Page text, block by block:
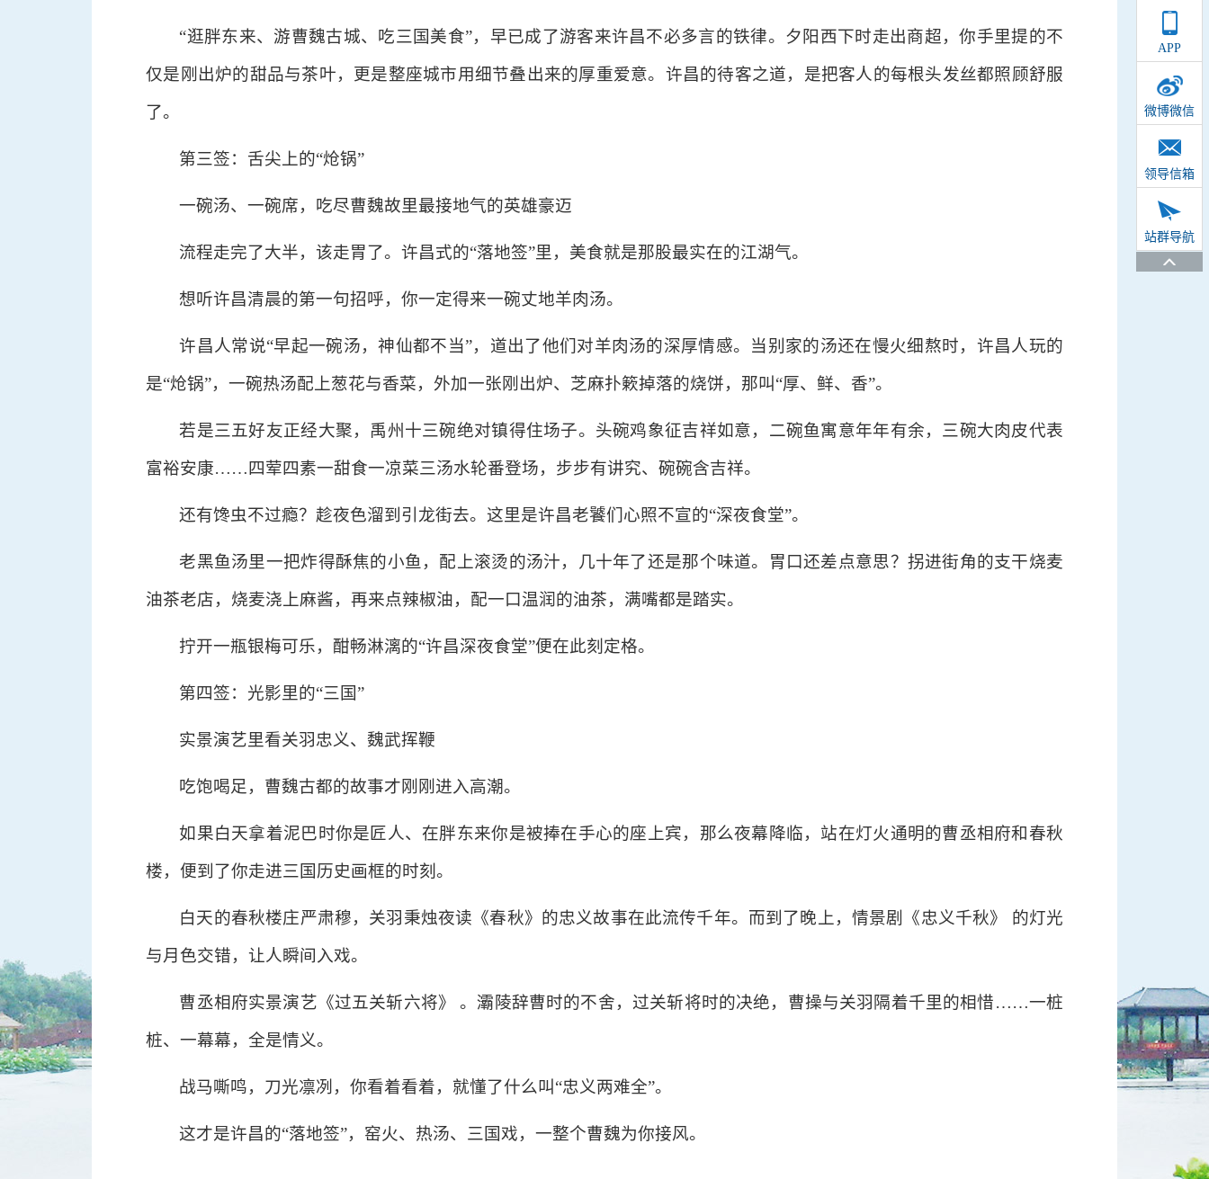
APP
微博微信
领导信箱
站群导航
“逛胖东来、游曹魏古城、吃三国美食”，早已成了游客来许昌不必多言的铁律。夕阳西下时走出商超，你手里提的不
仅是刚出炉的甜品与茶叶，更是整座城市用细节叠出来的厚重爱意。许昌的待客之道，是把客人的每根头发丝都照顾舒服
了。
第三签：舌尖上的“炝锅”
一碗汤、一碗席，吃尽曹魏故里最接地气的英雄豪迈
流程走完了大半，该走胃了。许昌式的“落地签”里，美食就是那股最实在的江湖气。
想听许昌清晨的第一句招呼，你一定得来一碗丈地羊肉汤。
许昌人常说“早起一碗汤，神仙都不当”，道出了他们对羊肉汤的深厚情感。当别家的汤还在慢火细熬时，许昌人玩的
是“炝锅”，一碗热汤配上葱花与香菜，外加一张刚出炉、芝麻扑簌掉落的烧饼，那叫“厚、鲜、香”。
若是三五好友正经大聚，禹州十三碗绝对镇得住场子。头碗鸡象征吉祥如意，二碗鱼寓意年年有余，三碗大肉皮代表
富裕安康……四荤四素一甜食一凉菜三汤水轮番登场，步步有讲究、碗碗含吉祥。
还有馋虫不过瘾？趁夜色溜到引龙街去。这里是许昌老饕们心照不宣的“深夜食堂”。
老黑鱼汤里一把炸得酥焦的小鱼，配上滚烫的汤汁，几十年了还是那个味道。胃口还差点意思？拐进街角的支干烧麦
油茶老店，烧麦浇上麻酱，再来点辣椒油，配一口温润的油茶，满嘴都是踏实。
拧开一瓶银梅可乐，酣畅淋漓的“许昌深夜食堂”便在此刻定格。
第四签：光影里的“三国”
实景演艺里看关羽忠义、魏武挥鞭
吃饱喝足，曹魏古都的故事才刚刚进入高潮。
如果白天拿着泥巴时你是匠人、在胖东来你是被捧在手心的座上宾，那么夜幕降临，站在灯火通明的曹丞相府和春秋
楼，便到了你走进三国历史画框的时刻。
白天的春秋楼庄严肃穆，关羽秉烛夜读《春秋》的忠义故事在此流传千年。而到了晚上，情景剧《忠义千秋》 的灯光
与月色交错，让人瞬间入戏。
曹丞相府实景演艺《过五关斩六将》 。灞陵辞曹时的不舍，过关斩将时的决绝，曹操与关羽隔着千里的相惜……一桩
桩、一幕幕，全是情义。
战马嘶鸣，刀光凛冽，你看着看着，就懂了什么叫“忠义两难全”。
这才是许昌的“落地签”，窑火、热汤、三国戏，一整个曹魏为你接风。